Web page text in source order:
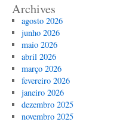
Archives
agosto 2026
junho 2026
maio 2026
abril 2026
março 2026
fevereiro 2026
janeiro 2026
dezembro 2025
novembro 2025